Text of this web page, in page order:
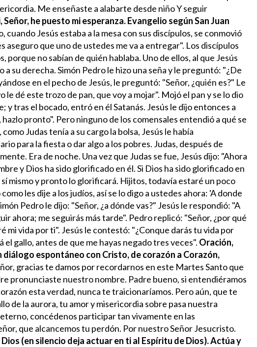
Me enseñaste a alabarte desde niñoY seguir
Señor, he puesto mi esperanza.Evangelio según San Juan
cuando Jesús estaba a la mesa con sus discípulos, se conmovió
aseguro que uno de ustedes me va a entregar". Los discípulos
porque no sabían de quién hablaba. Uno de ellos, al que Jesús
a su derecha. Simón Pedro le hizo una seña y le preguntó: "¿De
en el pecho de Jesús, le preguntó: "Señor, ¿quién es?" Le
le dé este trozo de pan, que voy a mojar". Mojó el pan y se lo dio
y tras el bocado, entró en él Satanás. Jesús le dijo entonces a
pronto". Pero ninguno de los comensales entendió a qué se
Judas tenía a su cargo la bolsa, Jesús le había
para la fiesta o dar algo a los pobres. Judas, después de
Era de noche. Una vez que Judas se fue, Jesús dijo: "Ahora
y Dios ha sido glorificado en él. Si Dios ha sido glorificado en
mismo y pronto lo glorificará. Hijitos, todavía estaré un poco
les dije a los judíos, así se lo digo a ustedes ahora: 'A donde
Pedro le dijo: "Señor, ¿a dónde vas?" Jesús le respondió: "A
ahora; me seguirás más tarde". Pedro replicó: "Señor, ¿por qué
mi vida por ti". Jesús le contestó: "¿Conque darás tu vida por
el gallo, antes de que me hayas negado tres veces". Oración,
diálogo espontáneo con Cristo, de corazón a Corazón,
gracias te damos por recordarnos en este Martes Santo que
pronunciaste nuestro nombre. Padre bueno, si entendiéramos
esta verdad, nunca te traicionaríamos. Pero aún, que te
de la aurora, tu amor y misericordia sobre pasa nuestra
concédenos participar tan vivamente en las
que alcancemos tu perdón. Por nuestro Señor Jesucristo.
(en silencio deja actuar en ti al Espíritu de Dios). Actúa y